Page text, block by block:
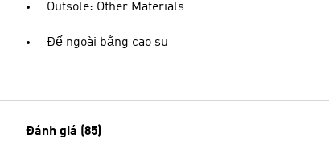
Outsole: Other Materials
Đế ngoài bằng cao su
Đánh giá (85)